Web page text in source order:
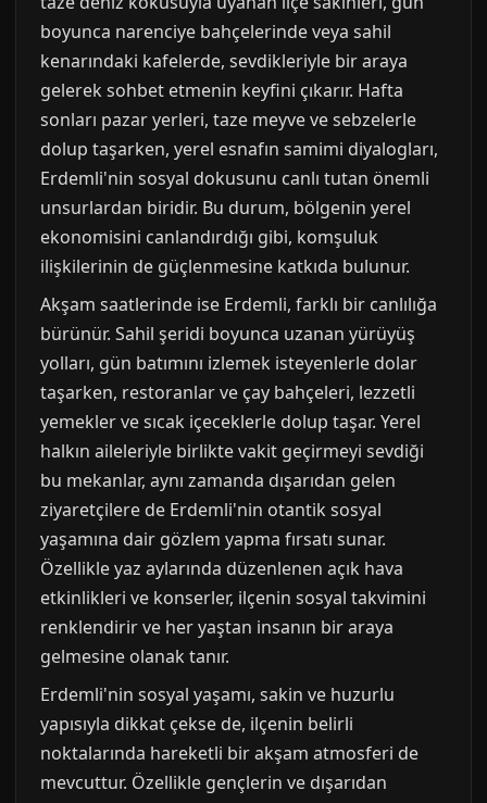
boyunca narenciye bahçelerinde veya sahil
kenarındaki kafelerde, sevdikleriyle bir araya
gelerek sohbet etmenin keyfini çıkarır. Hafta
sonları pazar yerleri, taze meyve ve sebzelerle
dolup taşarken, yerel esnafın samimi diyalogları,
Erdemli'nin sosyal dokusunu canlı tutan önemli
unsurlardan biridir. Bu durum, bölgenin yerel
ekonomisini canlandırdığı gibi, komşuluk
ilişkilerinin de güçlenmesine katkıda bulunur.
Akşam saatlerinde ise Erdemli, farklı bir canlılığa
bürünür. Sahil şeridi boyunca uzanan yürüyüş
yolları, gün batımını izlemek isteyenlerle dolar
taşarken, restoranlar ve çay bahçeleri, lezzetli
yemekler ve sıcak içeceklerle dolup taşar. Yerel
halkın aileleriyle birlikte vakit geçirmeyi sevdiği
bu mekanlar, aynı zamanda dışarıdan gelen
ziyaretçilere de Erdemli'nin otantik sosyal
yaşamına dair gözlem yapma fırsatı sunar.
Özellikle yaz aylarında düzenlenen açık hava
etkinlikleri ve konserler, ilçenin sosyal takvimini
renklendirir ve her yaştan insanın bir araya
gelmesine olanak tanır.
Erdemli'nin sosyal yaşamı, sakin ve huzurlu
yapısıyla dikkat çekse de, ilçenin belirli
noktalarında hareketli bir akşam atmosferi de
mevcuttur. Özellikle gençlerin ve dışarıdan